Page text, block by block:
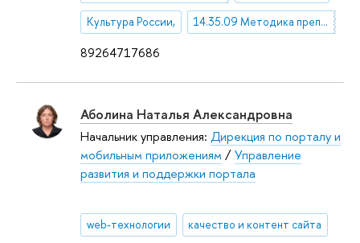
89264717686
Культура России, 14.35.09 Методика преподавания учебных дисциплин в высшей профессиональной школе
Аболина Наталья Александровна
Начальник управления: Дирекция по порталу и
мобильным приложениям /Управление
развития и поддержки портала
web-технологии качество и контент сайта